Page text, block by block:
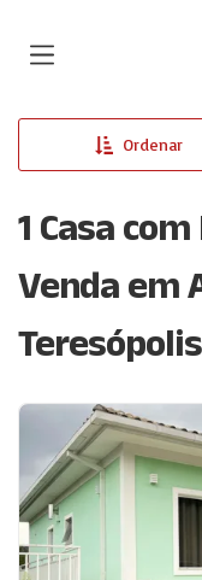
Ordenar
1 Casa
Venda em